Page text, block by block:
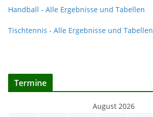
Handball - Alle Ergebnisse und Tabellen
Tischtennis - Alle Ergebnisse und Tabellen
Termine
August 2026